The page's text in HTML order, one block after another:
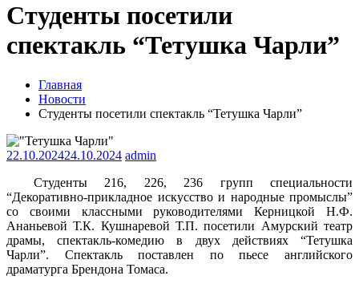
Студенты посетили
спектакль “Тетушка Чарли”
Главная
Новости
Студенты посетили спектакль “Тетушка Чарли”
22.10.202424.10.2024 admin
Студенты 216, 226, 236 групп специальности
“Декоративно-прикладное искусство и народные промыслы”
со своими классными руководителями Керницкой Н.Ф.
Ананьевой Т.К. Кушнаревой Т.П. посетили Амурский театр
драмы, спектакль-комедию в двух действиях “Тетушка
Чарли”. Спектакль поставлен по пьесе английского
драматурга Брендона Томаса.